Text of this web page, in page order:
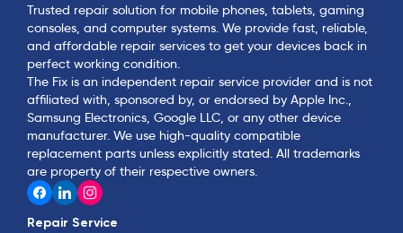
Trusted repair solution for mobile phones, tablets, gaming
consoles, and computer systems. We provide fast, reliable,
and affordable repair services to get your devices back in
perfect working condition.
The Fix is an independent repair service provider and is not
affiliated with, sponsored by, or endorsed by Apple Inc.,
Samsung Electronics, Google LLC, or any other device
manufacturer. We use high-quality compatible
replacement parts unless explicitly stated. All trademarks
are property of their respective owners.
Repair Service